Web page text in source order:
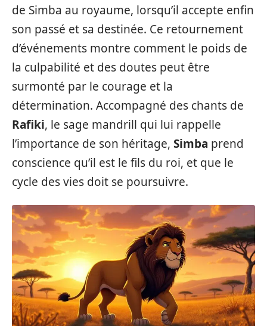
de Simba au royaume, lorsqu’il accepte enfin
son passé et sa destinée. Ce retournement
d’événements montre comment le poids de
la culpabilité et des doutes peut être
surmonté par le courage et la
détermination. Accompagné des chants de
Rafiki, le sage mandrill qui lui rappelle
l’importance de son héritage, Simba prend
conscience qu’il est le fils du roi, et que le
cycle des vies doit se poursuivre.